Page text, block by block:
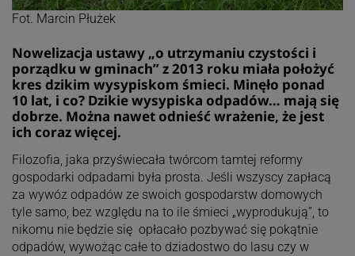
Fot. Marcin Płużek
Nowelizacja ustawy „o utrzymaniu czystości i
porządku w gminach” z 2013 roku miała położyć
kres dzikim wysypiskom śmieci. Minęło ponad
10 lat, i co? Dzikie wysypiska odpadów… mają się
dobrze. Można nawet odnieść wrażenie, że jest
ich coraz więcej.
Filozofia, jaka przyświecała twórcom tamtej reformy
gospodarki odpadami była prosta. Jeśli wszyscy zapłacą
za wywóz odpadów ze swoich gospodarstw domowych
tyle samo, bez względu na to ile śmieci „wyprodukują”, to
nikomu nie będzie się opłacało pozbywać się pokątnie
odpadów, wywożąc całe to dziadostwo do lasu czy w